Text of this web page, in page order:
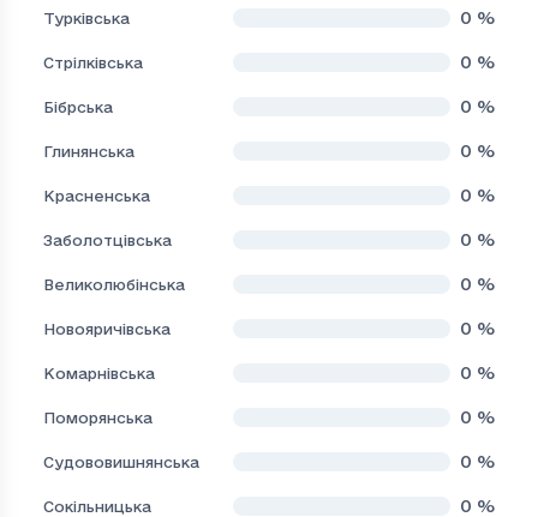
Турківська 0 %
Стрілківська 0 %
Бібрська 0 %
Глинянська 0 %
Красненська 0 %
Заболотцівська 0 %
Великолюбінська 0 %
Новояричівська 0 %
Комарнівська 0 %
Поморянська 0 %
Судововишнянська 0 %
Сокільницька 0 %